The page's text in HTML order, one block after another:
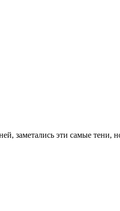
заметались эти самые тени,